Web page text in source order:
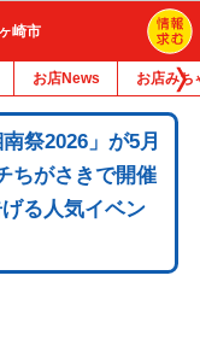
崎市
お店News お店みち
祭2026」が5月
ちがさきで開催
る人気イベン